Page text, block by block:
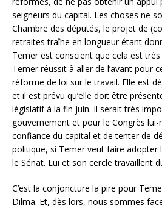
seigneurs du capital. Les choses ne
Chambre des députés, le projet de
retraites traîne en longueur étant
Temer est conscient que cela est très
Temer réussit à aller de l’avant pour
réforme de loi sur le travail. Elle est
et il est prévu qu’elle doit être
législatif à la fin juin. Il serait très
gouvernement et pour le Congrès lui-
confiance du capital et de tenter de
politique, si Temer veut faire adopter
le Sénat. Lui et son cercle travaillent
C’est la conjoncture la pire pour
Dilma. Et, dès lors, nous sommes